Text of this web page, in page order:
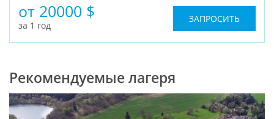
от 20000 $
за 1 год
ЗАПРОСИТЬ
Рекомендуемые лагеря